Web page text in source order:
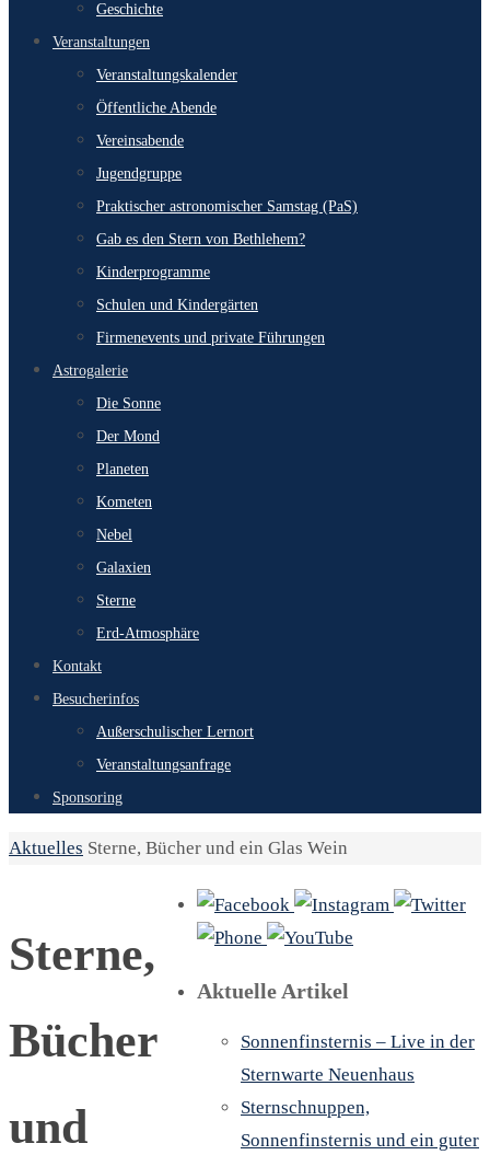
Geschichte
Veranstaltungen
Veranstaltungskalender
Öffentliche Abende
Vereinsabende
Jugendgruppe
Praktischer astronomischer Samstag (PaS)
Gab es den Stern von Bethlehem?
Kinderprogramme
Schulen und Kindergärten
Firmenevents und private Führungen
Astrogalerie
Die Sonne
Der Mond
Planeten
Kometen
Nebel
Galaxien
Sterne
Erd-Atmosphäre
Kontakt
Besucherinfos
Außerschulischer Lernort
Veranstaltungsanfrage
Sponsoring
Start
Aktuelles Sterne, Bücher und ein Glas Wein
Sterne,
Bücher
und
Aktuelle Artikel
Sonnenfinsternis – Live in der
Sternwarte Neuenhaus
Sternschnuppen,
Sonnenfinsternis und ein guter